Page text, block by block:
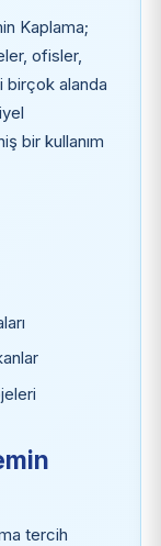
Kaplama;
ofisler,
birçok alanda
bir kullanım
tercih